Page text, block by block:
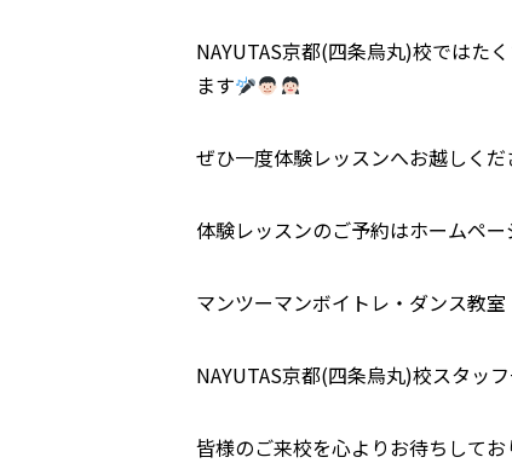
NAYUTAS京都(四条烏丸)校ではた
ます
ぜひ一度体験レッスンへお越しくだ
体験レッスンのご予約はホームペー
マンツーマンボイトレ・ダンス教室
NAYUTAS京都(四条烏丸)校スタッフ
皆様のご来校を心よりお待ちしてお